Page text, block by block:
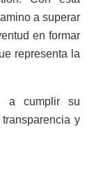
a superar
en formar
representa la
a cumplir su
y